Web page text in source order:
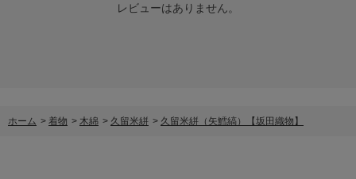
レビューはありません。
ホーム > 着物 > 木綿 > 久留米絣 > 久留米絣（矢鱈縞）【坂田織物】